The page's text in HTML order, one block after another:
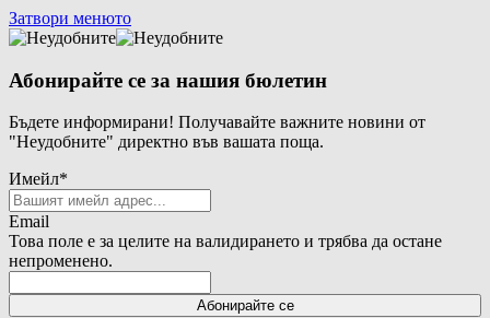
Затвори менюто
Абонирайте се за нашия бюлетин
Бъдете информирани! Получавайте важните новини от
"Неудобните" директно във вашата поща.
Имейл*
Email
Това поле е за целите на валидирането и трябва да остане
непроменено.